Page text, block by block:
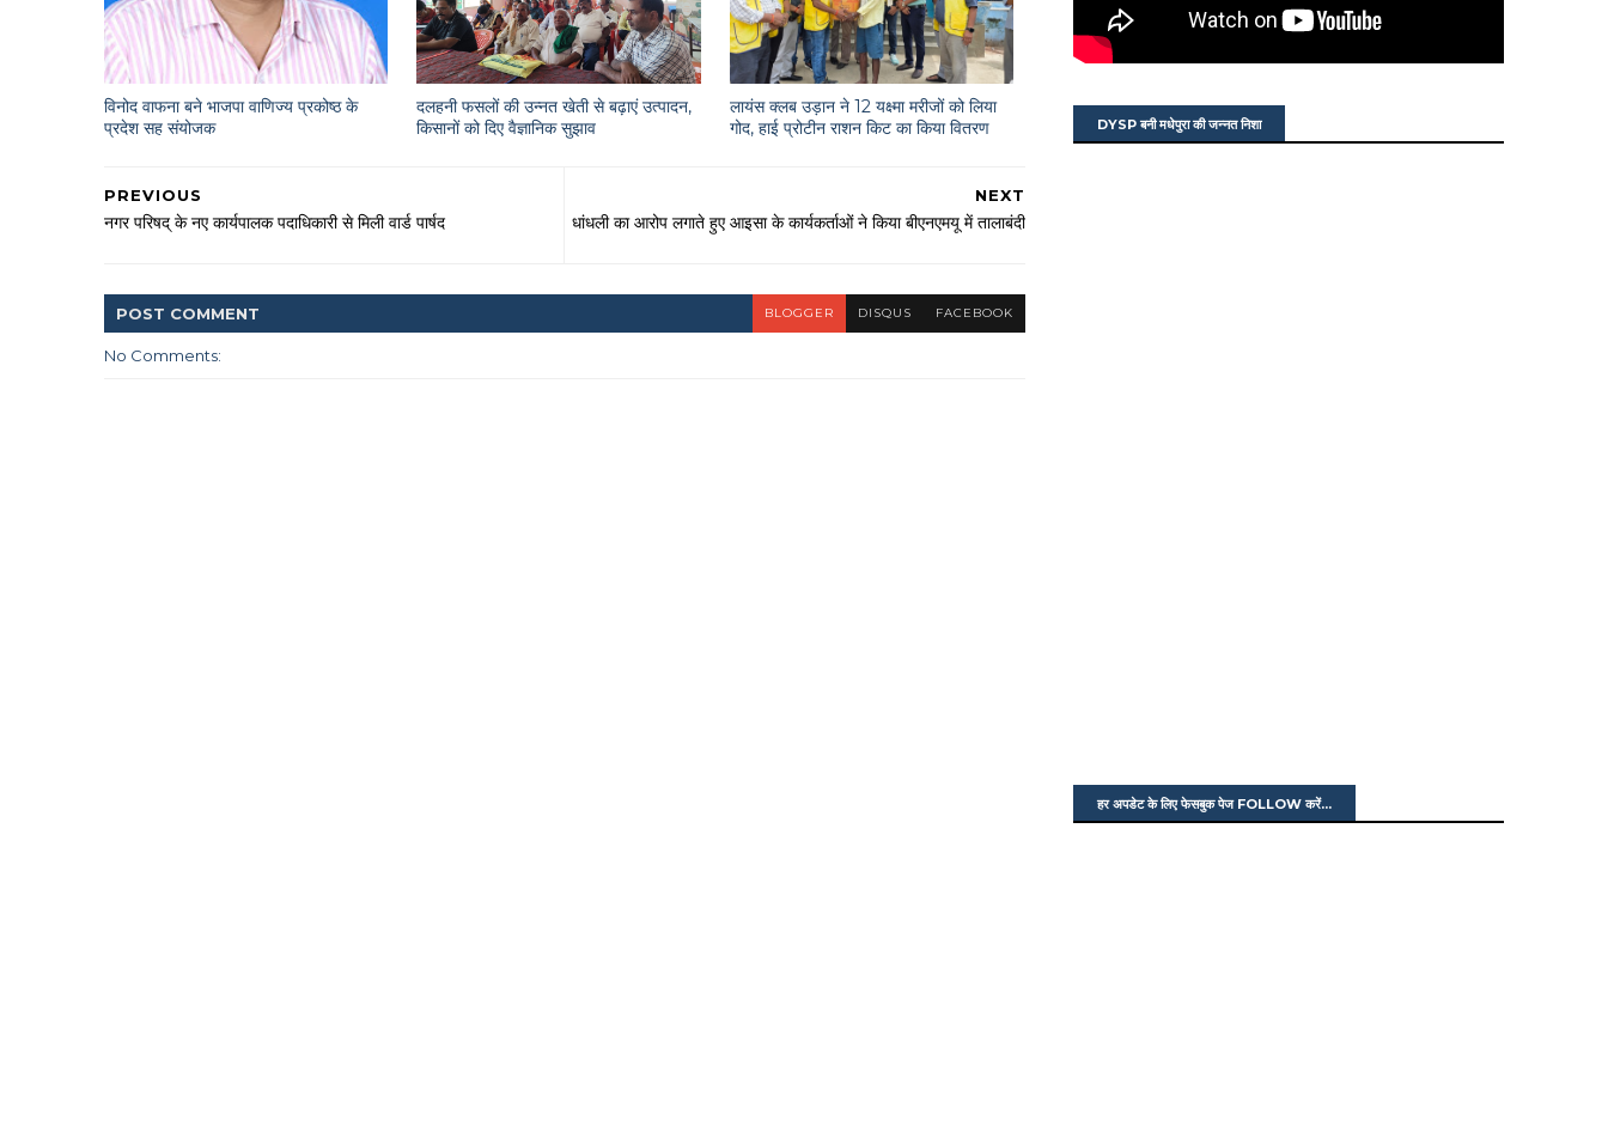
विनोद वाफना बने भाजपा वाणिज्य प्रकोष्ठ के
प्रदेश सह संयोजक
दलहनी फसलों की उन्नत खेती से बढ़ाएं उत्पादन,
किसानों को दिए वैज्ञानिक सुझाव
लायंस क्लब उड़ान ने 12 यक्ष्मा मरीजों को लिया
गोद, हाई प्रोटीन राशन किट का किया वितरण
NEXT
धांधली का आरोप लगाते हुए आइसा के कार्यकर्ताओं ने किया बीएनएमयू में तालाबंदी
PREVIOUS
नगर परिषद् के नए कार्यपालक पदाधिकारी से मिली वार्ड पार्षद
POST COMMENT BLOGGER DISQUS FACEBOOK
No Comments:
DYSP बनी मधेपुरा की जन्नत निशा
हर अपडेट के लिए फेसबुक पेज FOLLOW करें...